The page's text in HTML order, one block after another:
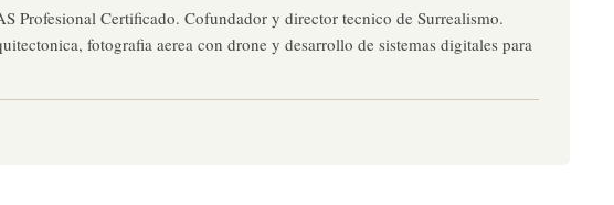
Profesional Certificado. Cofundador y director tecnico de Surrealismo.
fotografia aerea con drone y desarrollo de sistemas digitales para